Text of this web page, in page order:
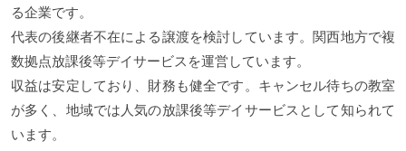
る企業です。
代表の後継者不在による譲渡を検討しています。関西地方で複
数拠点放課後等デイサービスを運営しています。
収益は安定しており、財務も健全です。キャンセル待ちの教室
が多く、地域では人気の放課後等デイサービスとして知られて
います。